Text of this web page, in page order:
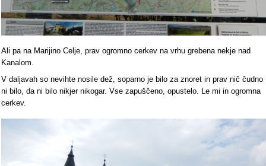
Ali pa na Marijino Celje, prav ogromno cerkev na vrhu grebena nekje nad
Kanalom.
V daljavah so nevihte nosile dež, soparno je bilo za znoret in prav nič čudno
ni bilo, da ni bilo nikjer nikogar. Vse zapuščeno, opustelo. Le mi in ogromna
cerkev.